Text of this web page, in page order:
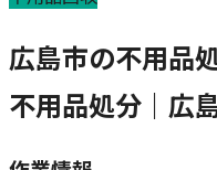
広島市の不用品
不用品処分｜広